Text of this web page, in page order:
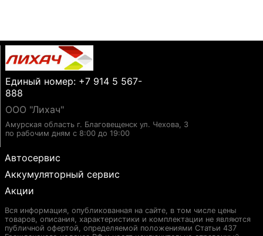
Единый номер: +7 914 5 567-
888
ООО "Лихач"
Амурская область г. Благовещенск ул. Чехова, 3
по рабочим дням с 8:00 до 19:00
Автосервис
Аккумуляторный сервис
Акции
Вся информация, опубликованная на сайте, в том числе цены
товаров, описания, характеристики и комплектации не являются
публичной офертой, определяемой положениями Статьи 437